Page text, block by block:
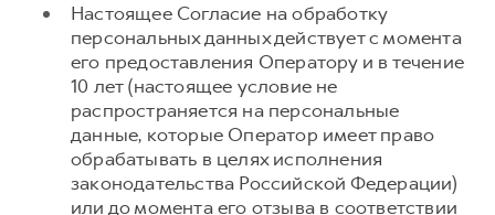
Настоящее Согласие на обработку
персональных данных действует с момента
его предоставления Оператору и в течение
10 лет (настоящее условие не
распространяется на персональные
данные, которые Оператор имеет право
обрабатывать в целях исполнения
законодательства Российской Федерации)
или до момента его отзыва в соответствии